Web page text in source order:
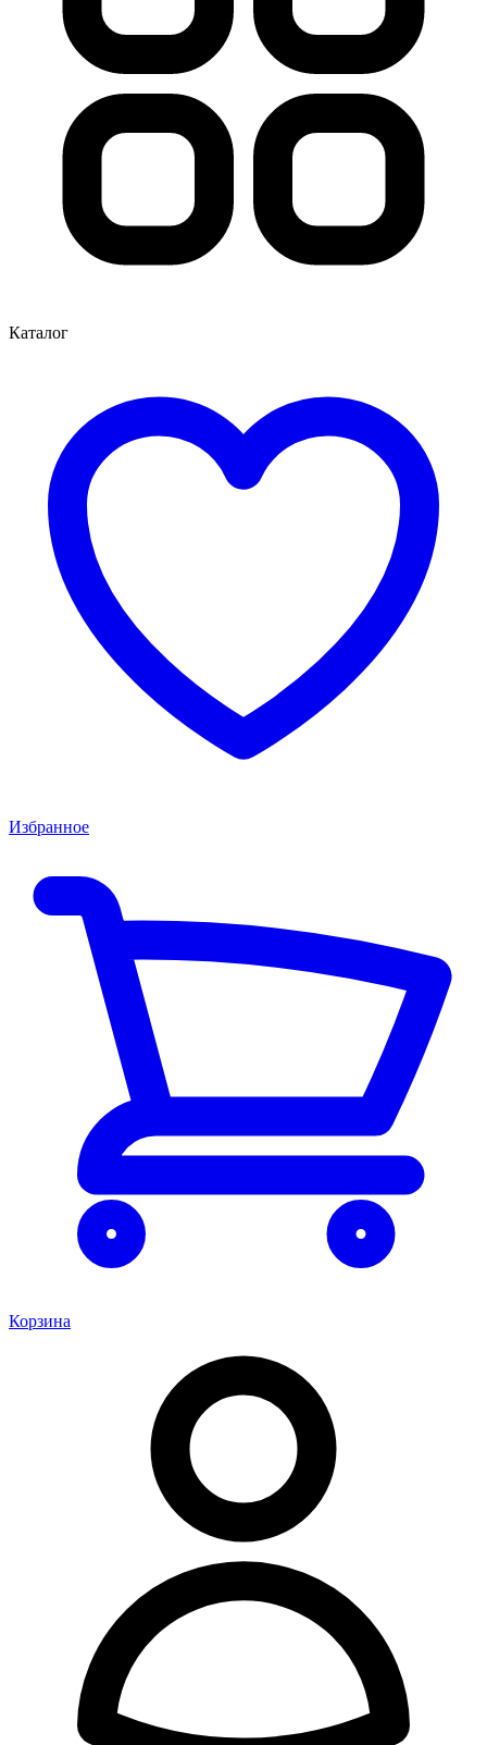
Каталог
Избранное
Корзина